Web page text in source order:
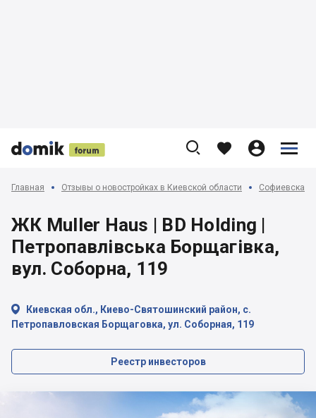


 
    


Главная Отзывы о новостройках в Киевской области Софиевская,
ЖК Muller Haus | BD Holding |
Петропавлівська Борщагівка,
вул. Соборна, 119

Киевская обл., Киево-Святошинский район, с.
Петропавловская Борщаговка, ул. Соборная, 119
Реестр инвесторов